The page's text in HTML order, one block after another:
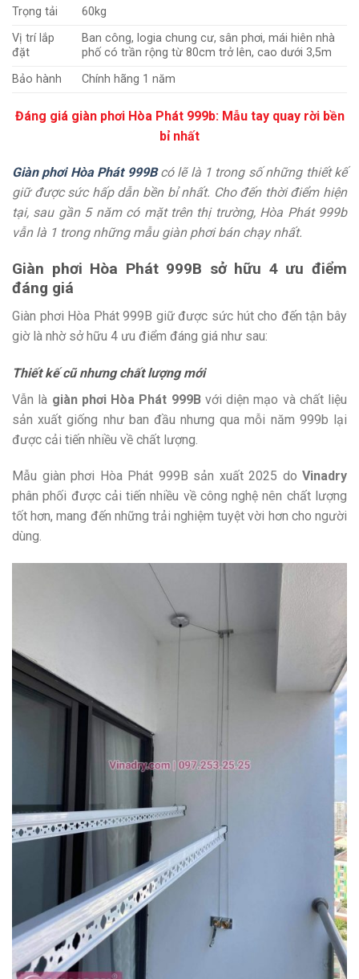
Trọng tải
60kg
Vị trí lắp
đặt
Ban công, logia chung cư, sân phơi, mái hiên nhà
phố có trần rộng từ 80cm trở lên, cao dưới 3,5m
Bảo hành
Chính hãng 1 năm
Đáng giá giàn phơi Hòa Phát 999b: Mẫu tay quay rời bền
bỉ nhất
Giàn phơi Hòa Phát 999Bcó lẽ là 1 trong số những thiết kế
giữ được sức hấp dẫn bền bỉ nhất. Cho đến thời điểm hiện
tại, sau gần 5 năm có mặt trên thị trường, Hòa Phát 999b
vẫn là 1 trong những mẫu giàn phơi bán chạy nhất.
Giàn phơi Hòa Phát 999B sở hữu 4 ưu điểm
đáng giá
Giàn phơi Hòa Phát 999B giữ được sức hút cho đến tận bây
giờ là nhờ sở hữu 4 ưu điểm đáng giá như sau:
Thiết kế cũ nhưng chất lượng mới
Vẫn là giàn phơi Hòa Phát 999Bvới diện mạo và chất liệu
sản xuất giống như ban đầu nhưng qua mỗi năm 999b lại
được cải tiến nhiều về chất lượng.
Mẫu giàn phơi Hòa Phát 999B sản xuất 2025 do Vinadry
phân phối được cải tiến nhiều về công nghệ nên chất lượng
tốt hơn, mang đến những trải nghiệm tuyệt vời hơn cho người
dùng.